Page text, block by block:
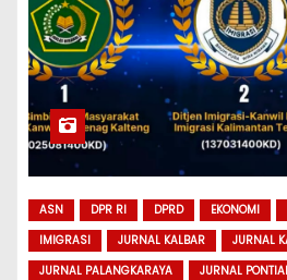
ASN DPR RI DPRD EKONOMI
IMIGRASI
JURNAL KALBAR
JURNAL
JURNAL PALANGKARAYA
JURNAL